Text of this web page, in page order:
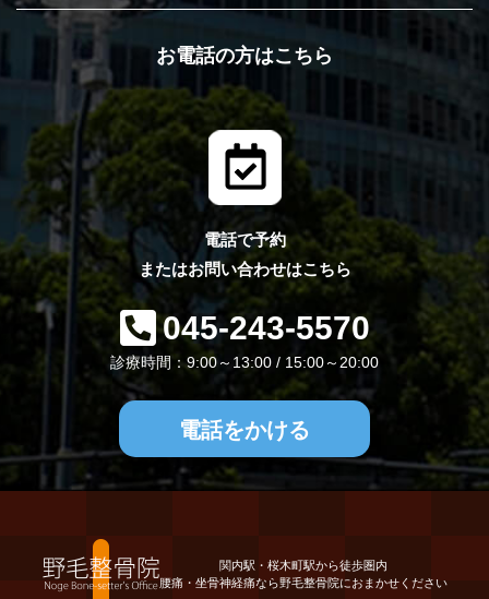
お電話の方はこちら
電話で予約
またはお問い合わせはこちら
045-243-5570
診療時間：9:00～13:00 / 15:00～20:00
電話をかける
関内駅・桜木町駅から徒歩圏内
腰痛・坐骨神経痛なら野毛整骨院におまかせください